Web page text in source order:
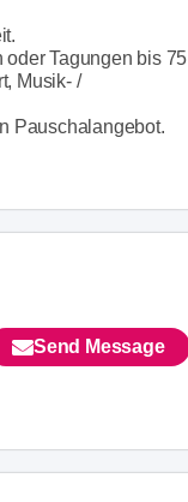
oder Tagungen bis 75
Musik- /
Pauschalangebot.
Send Message